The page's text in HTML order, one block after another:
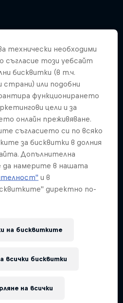
– Gaildorf
технически необходими
съгласие този уебсайт
бисквитки (в т.ч.
или подобни
функционирането
цели и за
онлайн преживяване.
съгласието си по всяко
за бисквитки в долния
Допълнителна
намерите в нашата
и в
директно по-
на бисквитките
на всички
всички бисквитки